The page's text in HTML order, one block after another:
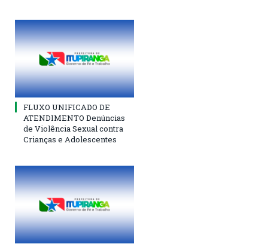
FLUXO UNIFICADO DE
ATENDIMENTO Denúncias
de Violência Sexual contra
Crianças e Adolescentes